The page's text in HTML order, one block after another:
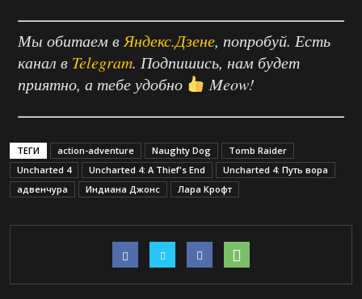
Мы обитаем в Яндекс.Дзене, попробуй. Есть
канал в Telegram. Подпишись, нам будет
приятно, а тебе удобно
Meow!
ТЕГИ action-adventure Naughty Dog
Tomb Raider
Uncharted 4
Uncharted 4: A Thief's End
Uncharted 4: Путь вора
адвенчура
Индиана Джонс Лара Крофт